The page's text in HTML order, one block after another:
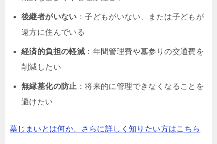
後継者がいない ：子どもがいない、または子どもが
遠方に住んでいる
経済的負担の軽減 ：年間管理費や墓参りの交通費を
削減したい
無縁墓化の防止 ：将来的に管理できなくなることを
避けたい
墓じまいとは何か、さらに詳しく知りたい方はこちら